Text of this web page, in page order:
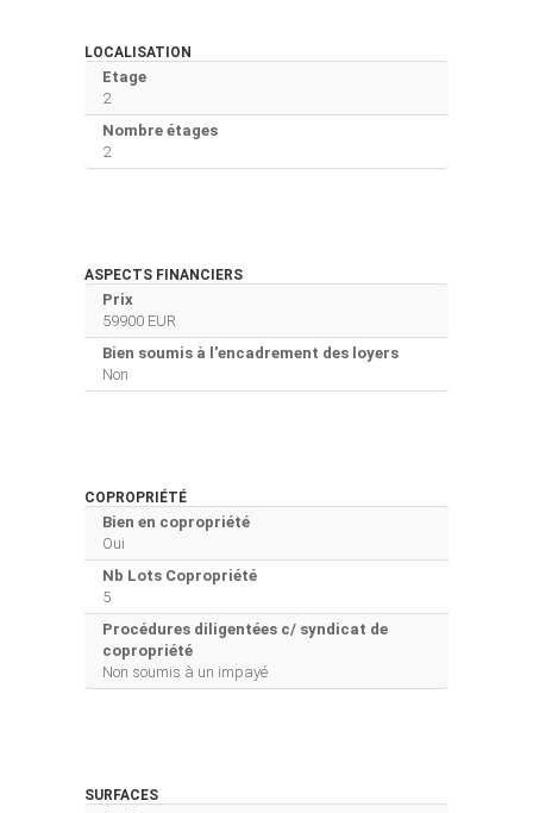
LOCALISATION
Etage
2
Nombre étages
2
ASPECTS FINANCIERS
Prix
59900 EUR
Bien soumis à l'encadrement des loyers
Non
COPROPRIÉTÉ
Bien en copropriété
Oui
Nb Lots Copropriété
5
Procédures diligentées c/ syndicat de
copropriété
Non soumis à un impayé
SURFACES